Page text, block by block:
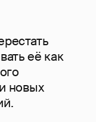
её как
новых